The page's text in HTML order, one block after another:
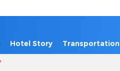
Hotel Story Transportation